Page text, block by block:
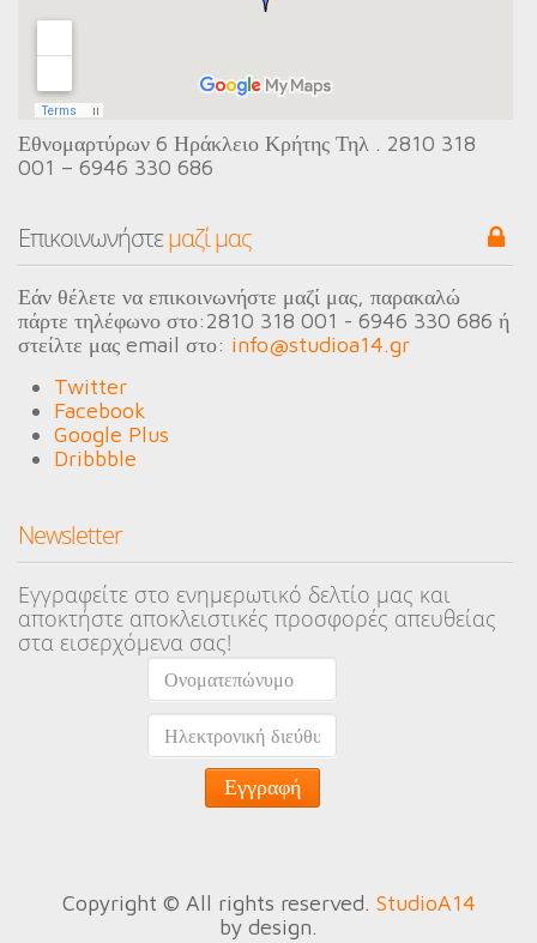
Εθνομαρτύρων 6 Ηράκλειο Κρήτης Τηλ . 2810 318
001 – 6946 330 686
Eπικοινωνήστε μαζί μας
Εάν θέλετε να επικοινωνήστε μαζί μας, παρακαλώ
πάρτε τηλέφωνο στο:2810 318 001 - 6946 330 686 ή
στείλτε μας email στο: info@studioa14.gr
Twitter
Facebook
Google Plus
Dribbble
Newsletter
Εγγραφείτε στο ενημερωτικό δελτίο μας και
αποκτήστε αποκλειστικές προσφορές απευθείας
στα εισερχόμενα σας!
Copyright © All rights reserved. StudioA14
by design.